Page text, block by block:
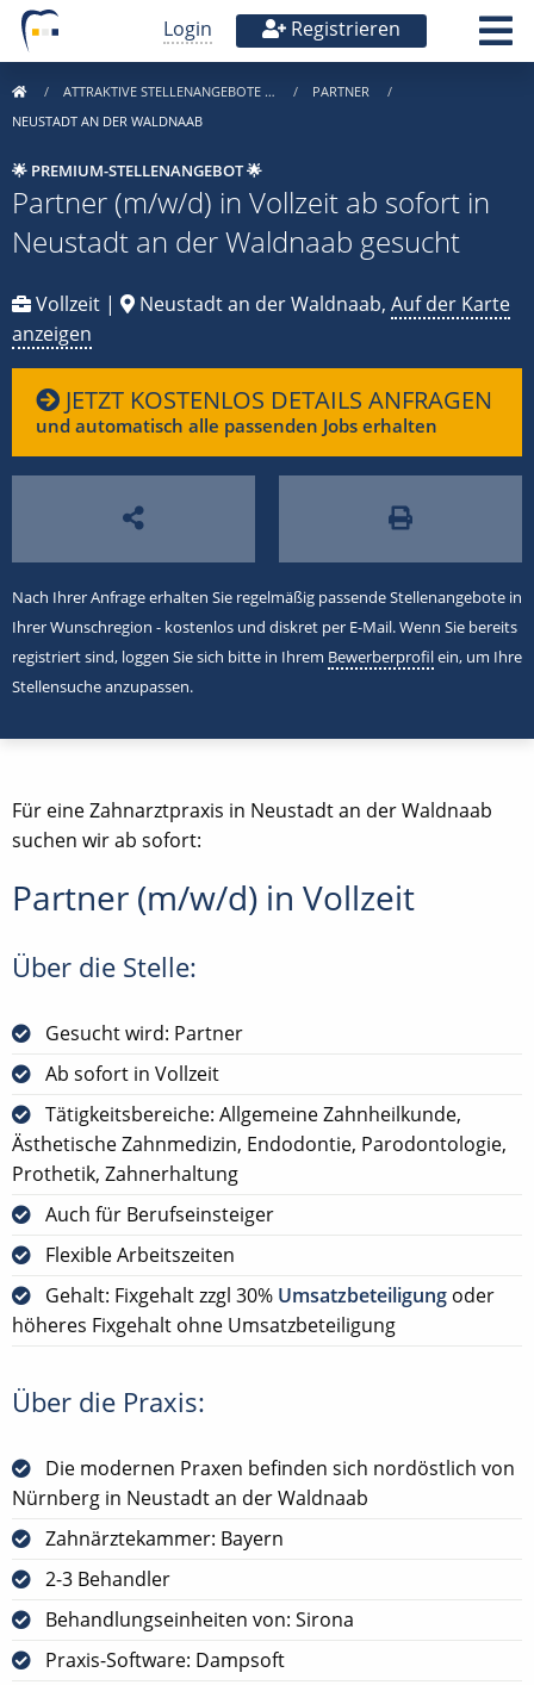
Login Registrieren
ATTRAKTIVE STELLENANGEBOTE …
PARTNER
NEUSTADT AN DER WALDNAAB
🌟 PREMIUM-STELLENANGEBOT 🌟
Partner (m/w/d) in Vollzeit ab sofort in
Neustadt an der Waldnaab gesucht
Vollzeit | Neustadt an der Waldnaab, Auf der Karte
anzeigen
JETZT KOSTENLOS DETAILS ANFRAGEN
und automatisch alle passenden Jobs erhalten
Nach Ihrer Anfrage erhalten Sie regelmäßig passende Stellenangebote in
Ihrer Wunschregion - kostenlos und diskret per E-Mail. Wenn Sie bereits
registriert sind, loggen Sie sich bitte in Ihrem Bewerberprofilein, um Ihre
Stellensuche anzupassen.
Für eine Zahnarztpraxis in Neustadt an der Waldnaab
suchen wir ab sofort:
Partner (m/w/d) in Vollzeit
Über die Stelle:
Gesucht wird: Partner
Ab sofort in Vollzeit
Tätigkeitsbereiche: Allgemeine Zahnheilkunde,
Ästhetische Zahnmedizin, Endodontie, Parodontologie,
Prothetik, Zahnerhaltung
Auch für Berufseinsteiger
Flexible Arbeitszeiten
Gehalt: Fixgehalt zzgl 30% Umsatzbeteiligung oder
höheres Fixgehalt ohne Umsatzbeteiligung
Über die Praxis:
Die modernen Praxen befinden sich nordöstlich von
Nürnberg in Neustadt an der Waldnaab
Zahnärztekammer: Bayern
2-3 Behandler
Behandlungseinheiten von: Sirona
Praxis-Software: Dampsoft